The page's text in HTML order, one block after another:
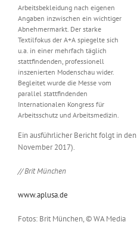
Arbeitsbekleidung nach eigenen
Angaben inzwischen ein wichtiger
Abnehmermarkt. Der starke
Textilfokus der A+A spiegelte sich
u.a. in einer mehrfach täglich
stattfindenden, professionell
inszenierten Modenschau wider.
Begleitet wurde die Messe vom
parallel stattfindenden
Internationalen Kongress für
Arbeitsschutz und Arbeitsmedizin.
Ein ausführlicher Bericht folgt in den
November 2017).
// Brit München
www.aplusa.de
Fotos: Brit München, © WA Media